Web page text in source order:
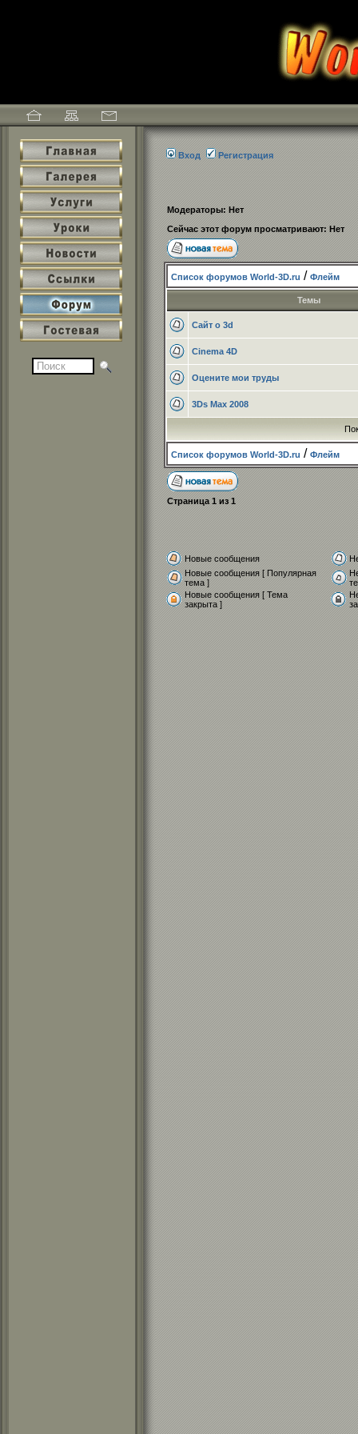
Вход Регистрация
Модераторы: Нет
Сейчас этот форум просматривают: Нет
Список форумов World-3D.ru / Флейм
Темы
Сайт о 3d
Cinema 4D
Оцените мои труды
3Ds Max 2008
Список форумов World-3D.ru / Флейм
Страница 1 из 1
Новые сообщения
Новые сообщения [ Популярная
тема ]
Новые сообщения [ Тема
закрыта ]